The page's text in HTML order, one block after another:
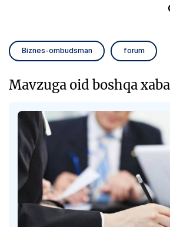
Biznes-ombudsman forum
Mavzuga oid boshqa